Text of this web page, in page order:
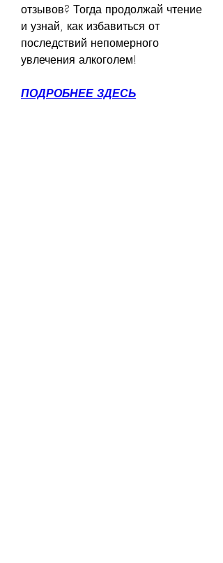
отзывов? Тогда продолжай чтение
и узнай, как избавиться от
последствий непомерного
увлечения алкоголем!
ПОДРОБНЕЕ ЗДЕСЬ